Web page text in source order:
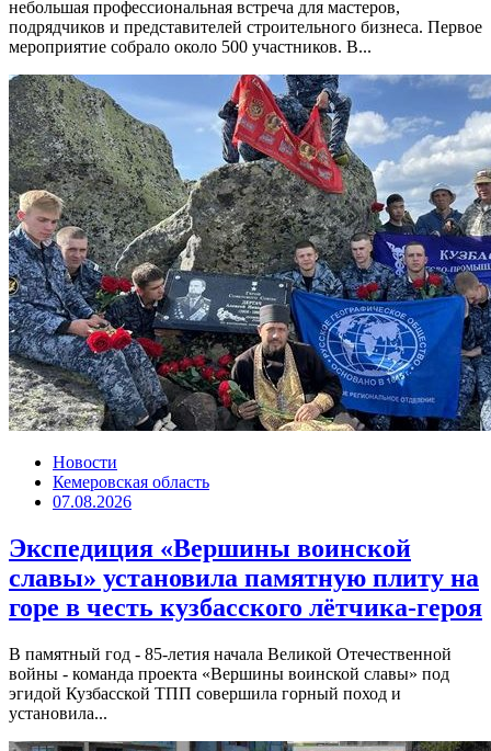
небольшая профессиональная встреча для мастеров,
подрядчиков и представителей строительного бизнеса. Первое
мероприятие собрало около 500 участников. В...
Новости
Кемеровская область
07.08.2026
Экспедиция «Вершины воинской
славы» установила памятную плиту на
горе в честь кузбасского лётчика-героя
В памятный год - 85-летия начала Великой Отечественной
войны - команда проекта «Вершины воинской славы» под
эгидой Кузбасской ТПП совершила горный поход и
установила...